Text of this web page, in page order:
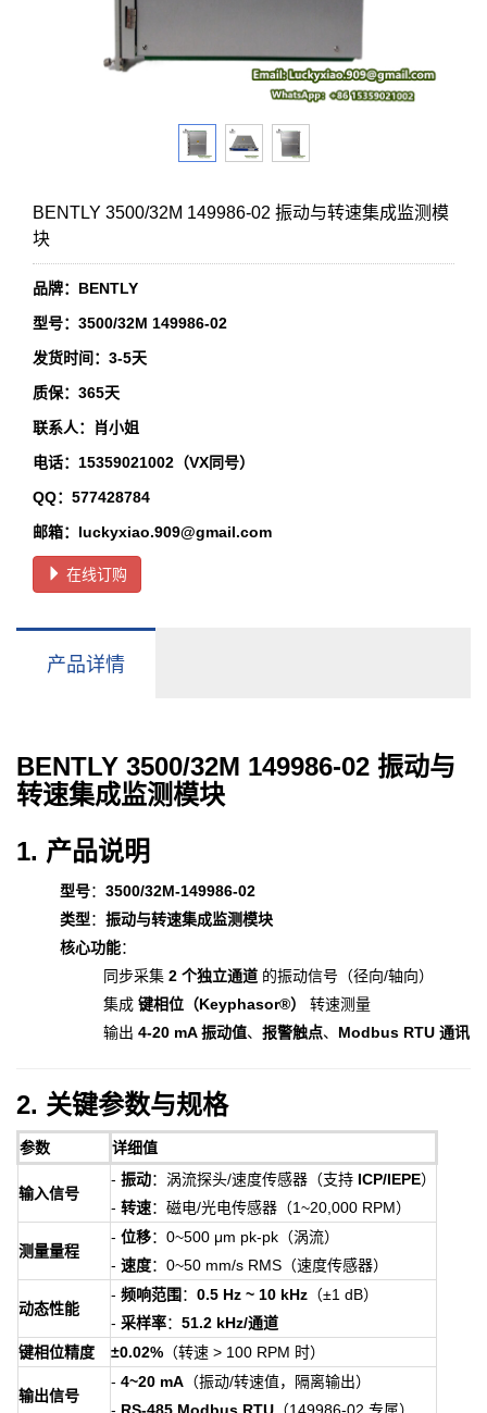
BENTLY 3500/32M 149986-02 振动与转速集成监测模
块
品牌：BENTLY
型号：3500/32M 149986-02
发货时间：3-5天
质保：365天
联系人：肖小姐
电话：15359021002（VX同号）
QQ：577428784
邮箱：luckyxiao.909@gmail.com
在线订购
产品详情
BENTLY 3500/32M 149986-02 振动与
转速集成监测模块
1. 产品说明
型号： 3500/32M-149986-02
类型： 振动与转速集成监测模块
核心功能：
同步采集 2 个独立通道 的振动信号（径向/轴向）
集成 键相位（Keyphasor®）
转速测量
输出 4-20 mA 振动值、 报警触点、 Modbus RTU 通讯
2. 关键参数与规格
参数 详细值
输入信号
- 振动：涡流探头/速度传感器（支持 ICP/IEPE）
- 转速：磁电/光电传感器（1~20,000 RPM）
测量量程
- 位移：0~500 μm pk-pk（涡流）
- 速度：0~50 mm/s RMS（速度传感器）
动态性能
- 频响范围 ： 0.5 Hz ~ 10 kHz （±1 dB）
- 采样率： 51.2 kHz/通道
键相位精度
±0.02% （转速 > 100 RPM 时）
输出信号
- 4~20 mA （振动/转速值，隔离输出）